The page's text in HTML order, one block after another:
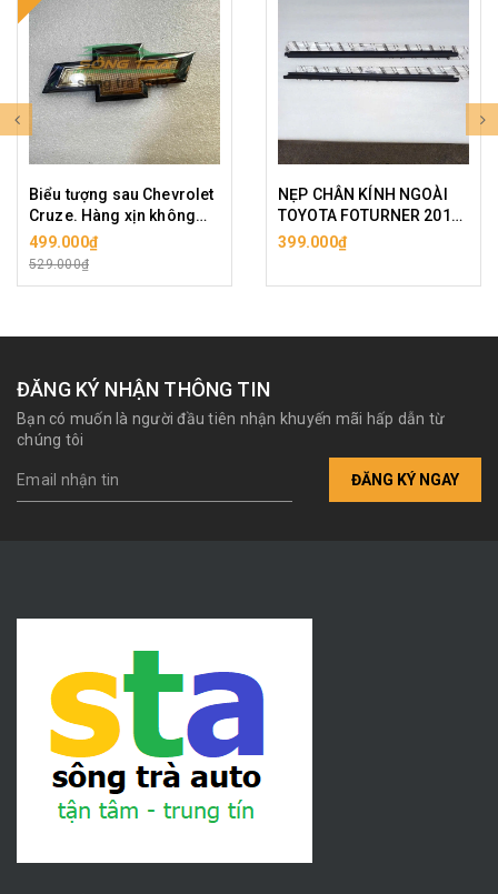
Biểu tượng sau Chevrolet
Cruze. Hàng xịn không
bao bì.
499.000₫
529.000₫
NẸP CHÂN KÍNH NGOÀI
TOYOTA FOTURNER 2015
( GIÁ 1 BÊN)
399.000₫
ĐĂNG KÝ NHẬN THÔNG TIN
Bạn có muốn là người đầu tiên nhận khuyến mãi hấp dẫn từ
chúng tôi
ĐĂNG KÝ NGAY